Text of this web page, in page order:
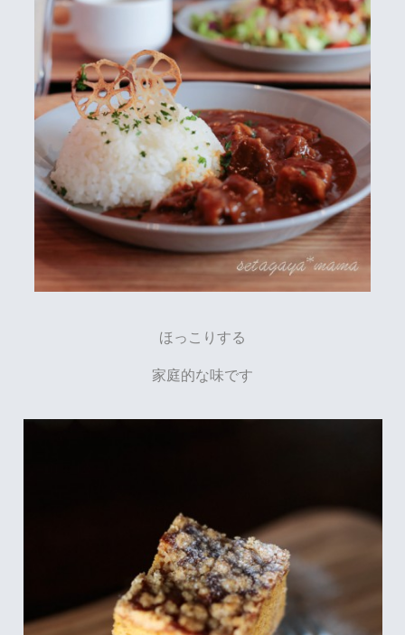
ほっこりする
家庭的な味です